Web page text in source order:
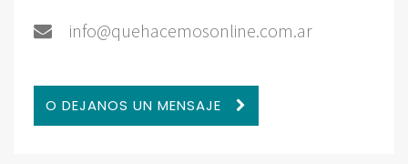
info@quehacemosonline.com.ar
O DEJANOS UN MENSAJE